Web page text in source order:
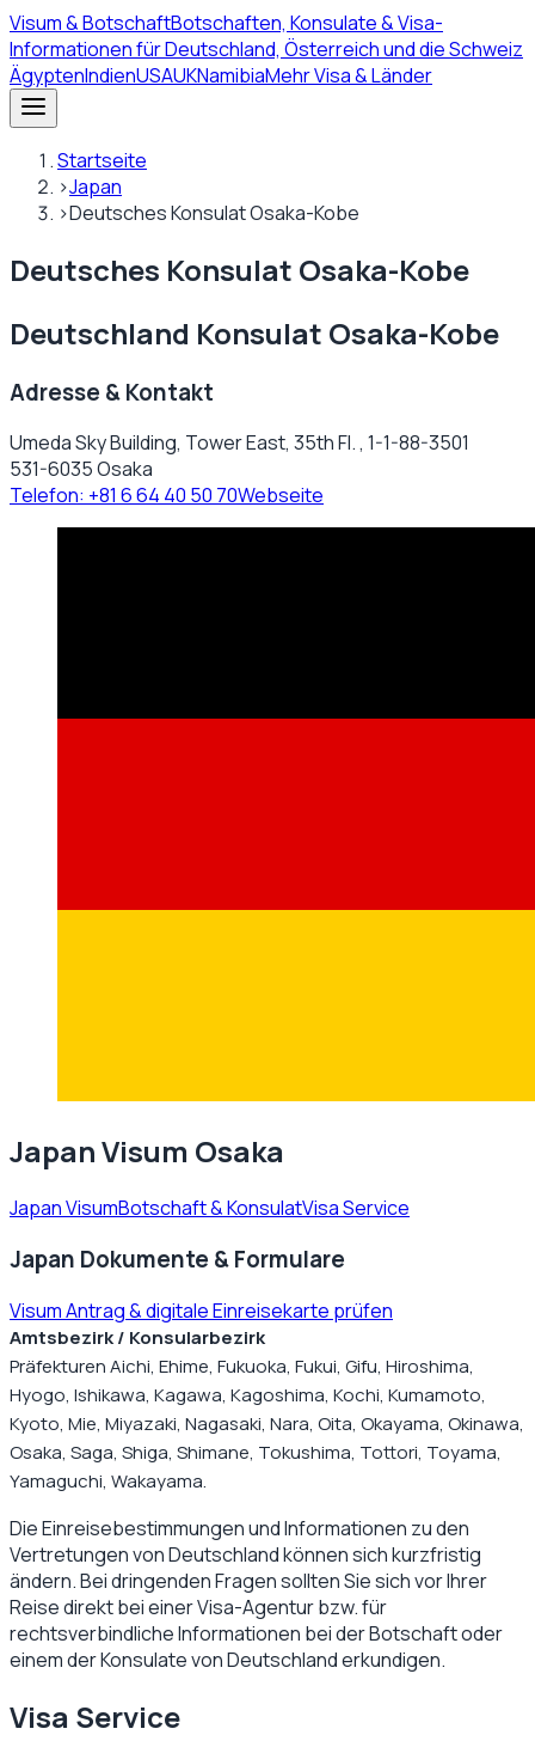
Visum& BotschaftBotschaften, Konsulate & Visa-
Informationen für Deutschland, Österreich und die Schweiz
ÄgyptenIndienUSAUKNamibiaMehr Visa & Länder
Startseite
›Japan
›Deutsches Konsulat Osaka-Kobe
Deutsches Konsulat Osaka-Kobe
Deutschland Konsulat Osaka-Kobe
Adresse & Kontakt
Umeda Sky Building, Tower East, 35th Fl. , 1-1-88-3501
531-6035 Osaka
Telefon: +81 6 64 40 50 70Webseite
Japan Visum Osaka
Japan VisumBotschaft & KonsulatVisa Service
Japan Dokumente & Formulare
Visum Antrag & digitale Einreisekarte prüfen
Amtsbezirk / Konsularbezirk
Präfekturen Aichi, Ehime, Fukuoka, Fukui, Gifu, Hiroshima,
Hyogo, Ishikawa, Kagawa, Kagoshima, Kochi, Kumamoto,
Kyoto, Mie, Miyazaki, Nagasaki, Nara, Oita, Okayama, Okinawa,
Osaka, Saga, Shiga, Shimane, Tokushima, Tottori, Toyama,
Yamaguchi, Wakayama.
Die Einreisebestimmungen und Informationen zu den
Vertretungen vonDeutschlandkönnen sich kurzfristig
ändern. Bei dringenden Fragen sollten Sie sich vor Ihrer
Reise direkt bei einer Visa-Agentur bzw. für
rechtsverbindliche Informationen bei der Botschaft oder
einem der Konsulate vonDeutschlanderkundigen.
Visa Service